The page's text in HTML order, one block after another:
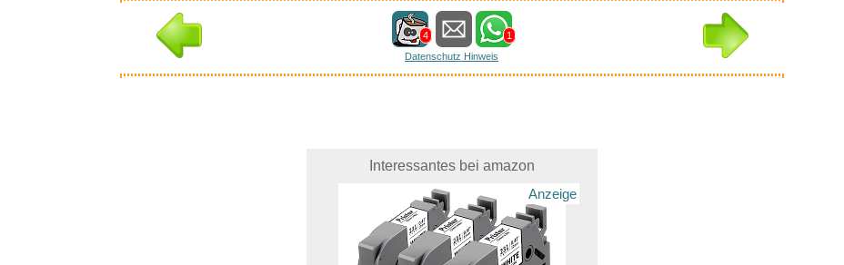
4
1
Datenschutz Hinweis
Interessantes bei amazon
Anzeige